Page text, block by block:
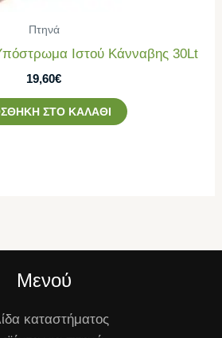
Πτηνά
Ιστού Κάνναβης 30Lt
19,60€
ΣΤΟ ΚΑΛΆΘΙ
Μενού
καταστήματος